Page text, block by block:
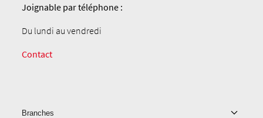
Joignable par téléphone :
Du lundi au vendredi
Contact
Branches